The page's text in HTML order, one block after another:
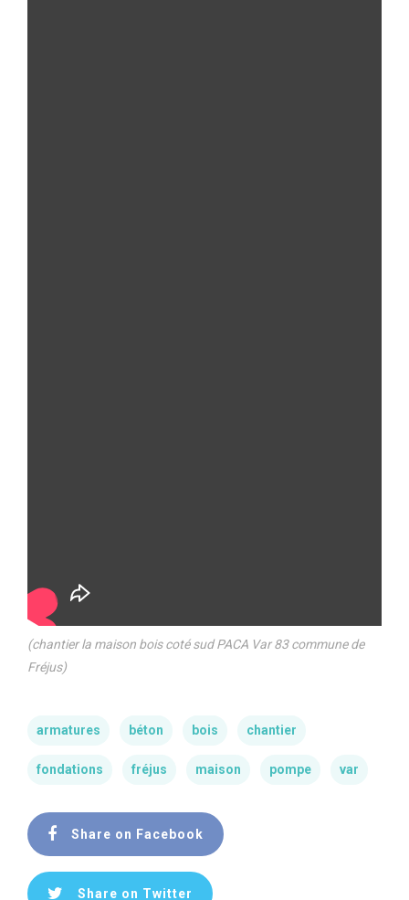
(chantier la maison bois coté sud PACA Var 83 commune de
Fréjus)
armatures béton bois chantier
fondations fréjus maison pompe var
Share on Facebook
Share on Twitter